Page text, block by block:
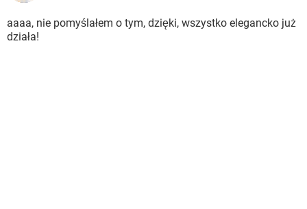
aaaa, nie pomyślałem o tym, dzięki, wszystko elegancko już
działa!